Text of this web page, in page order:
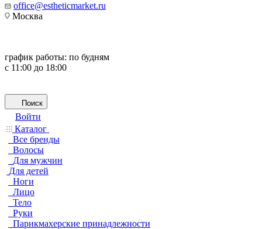
office@estheticmarket.ru
Москва
график работы: по будням
с 11:00 до 18:00
Поиск
Войти
Каталог
Все бренды
Волосы
Для мужчин
Для детей
Ноги
Лицо
Тело
Руки
Парикмахерские принадлежности